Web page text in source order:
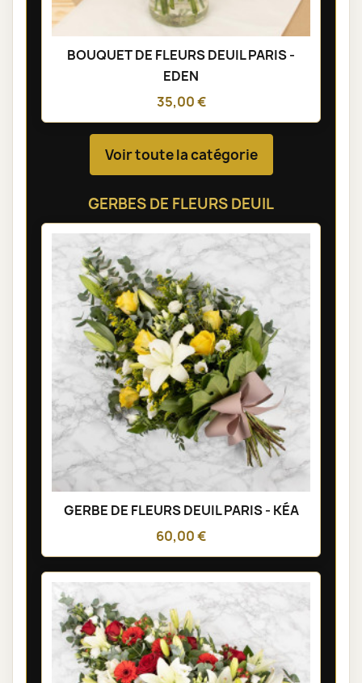
BOUQUET DE FLEURS DEUIL PARIS -
EDEN
35,00 €
Voir toute la catégorie
GERBES DE FLEURS DEUIL
GERBE DE FLEURS DEUIL PARIS - KÉA
60,00 €